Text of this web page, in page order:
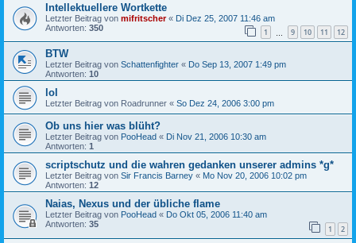
Intellektuellere Wortkette
Letzter Beitrag von mifritscher« Di Dez 25, 2007 11:46 am
Antworten: 350 1 9 10 11 12
BTW
Letzter Beitrag von Schattenfighter « Do Sep 13, 2007 1:49 pm
Antworten: 10
lol
Letzter Beitrag von Roadrunner « So Dez 24, 2006 3:00 pm
Ob uns hier was blüht?
Letzter Beitrag von PooHead « Di Nov 21, 2006 10:30 am
Antworten: 1
scriptschutz und die wahren gedanken unserer admins *g*
Letzter Beitrag von Sir Francis Barney « Mo Nov 20, 2006 10:02 pm
Antworten: 12
Naias, Nexus und der übliche flame
Letzter Beitrag von PooHead « Do Okt 05, 2006 11:40 am
Antworten: 35 1 2